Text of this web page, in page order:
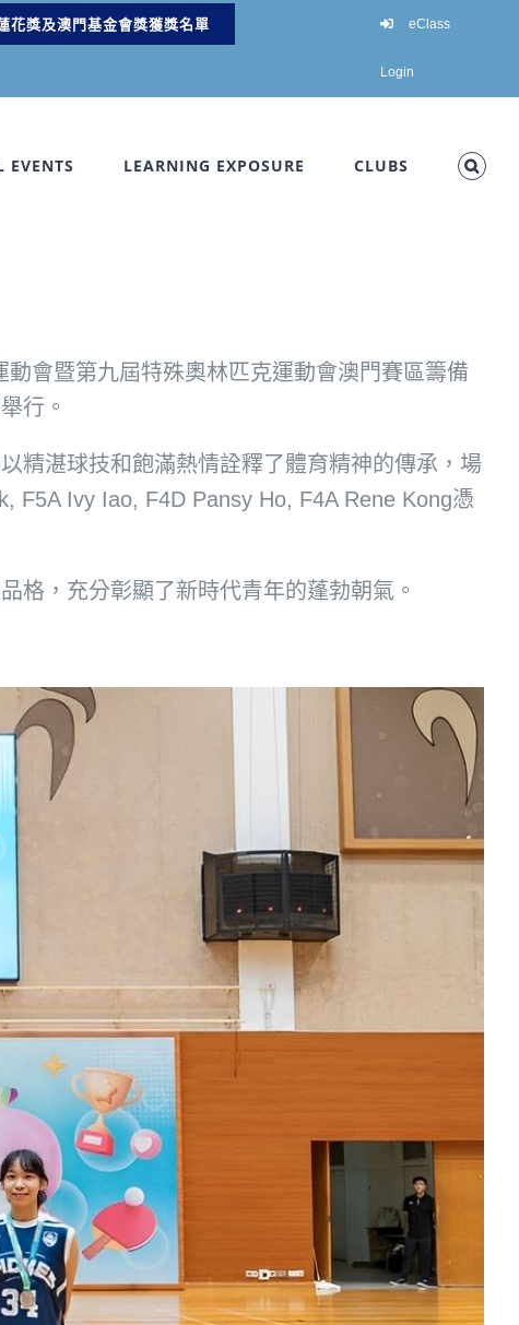
花獎及澳門基金會獎獲獎名單 eClass
Login
EVENTS LEARNING EXPOSURE CLUBS
會暨第九屆特殊奧林匹克運動會澳門賽區籌備
行。
精湛球技和飽滿熱情詮釋了體育精神的傳承，場
F5A Ivy Iao, F4D Pansy Ho, F4A Rene Kong憑
格，充分彰顯了新時代青年的蓬勃朝氣。